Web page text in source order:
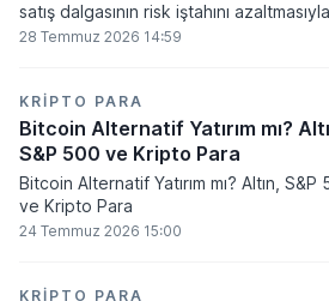
satış dalgasının risk iştahını
11 günün en düşük seviyesine indi.
28 Temmuz 2026 14:59
KRIPTO PARA
Bitcoin Alternatif Yatırım mı?
S&P 500 ve Kripto Para
Bitcoin Alternatif Yatırım mı? Altın, S&P
ve Kripto Para
24 Temmuz 2026 15:00
KRIPTO PARA